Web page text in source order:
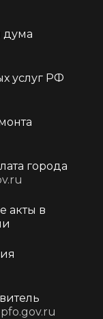
дума
услуг РФ
города
акты в
pfo.gov.ru